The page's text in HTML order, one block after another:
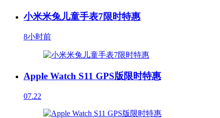
小米米兔儿童手表7限时特惠
8小时前
Apple Watch S11 GPS版限时特惠
07.22